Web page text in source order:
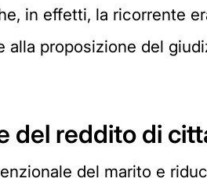
in effetti, la ricorrente
proposizione del
del reddito di
del marito e